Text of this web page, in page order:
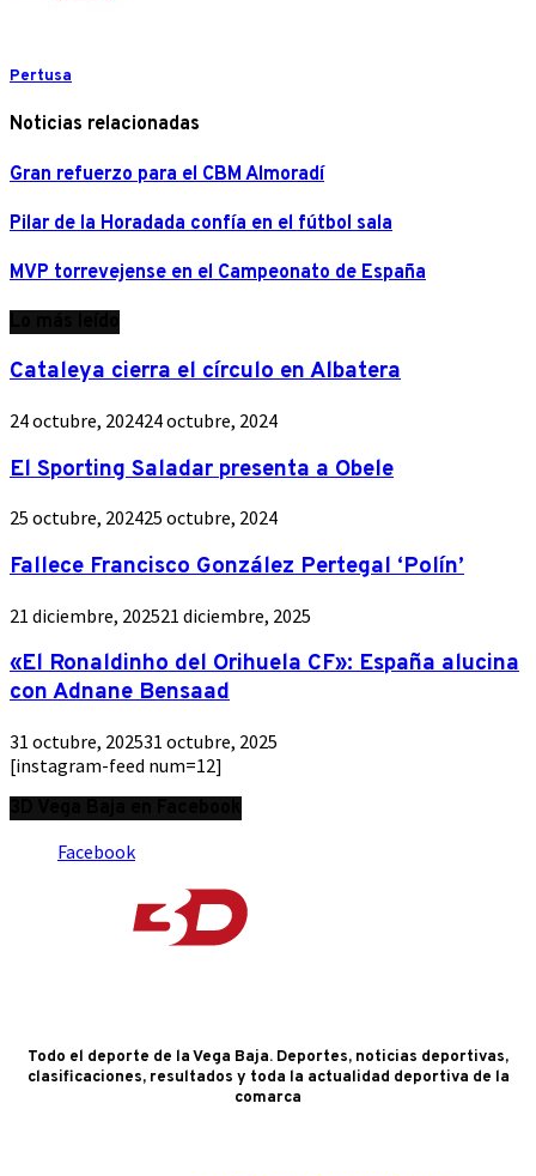
Pertusa
Noticias relacionadas
Gran refuerzo para el CBM Almoradí
Pilar de la Horadada confía en el fútbol sala
MVP torrevejense en el Campeonato de España
Cataleya cierra el círculo en Albatera
24 octubre, 202424 octubre, 2024
El Sporting Saladar presenta a Obele
25 octubre, 202425 octubre, 2024
Fallece Francisco González Pertegal ‘Polín’
21 diciembre, 202521 diciembre, 2025
«El Ronaldinho del Orihuela CF»: España alucina
con Adnane Bensaad
31 octubre, 202531 octubre, 2025
[instagram-feed num=12]
Facebook
Todo el deporte de la Vega Baja. Deportes, noticias deportivas,
clasificaciones, resultados y toda la actualidad deportiva de la
comarca